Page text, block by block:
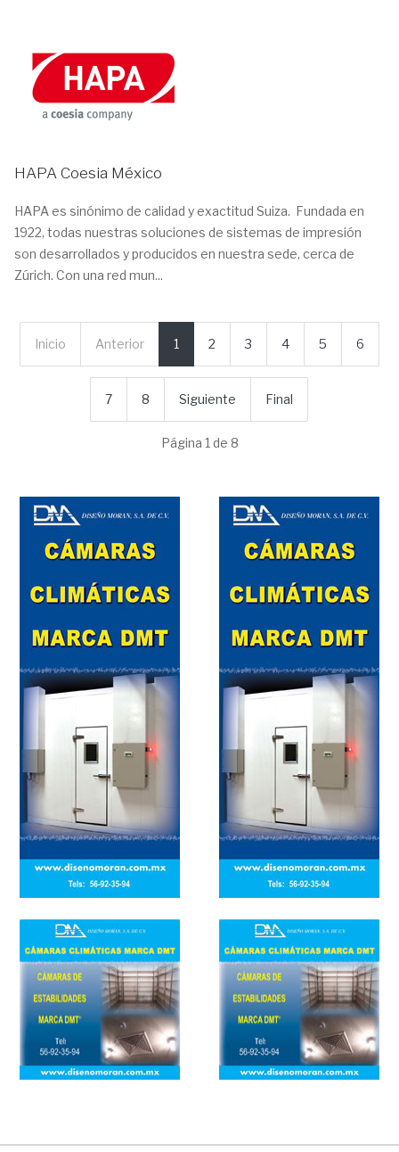
HAPA Coesia México
HAPA es sinónimo de calidad y exactitud Suiza. Fundada en
1922, todas nuestras soluciones de sistemas de impresión
son desarrollados y producidos en nuestra sede, cerca de
Zúrich. Con una red mun...
Inicio Anterior 1 2 3 4 5 6
7 8 Siguiente Final
Página 1 de 8